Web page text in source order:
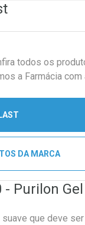
todos os
a Farmácia
DA MARCA
- Purilon
que deve